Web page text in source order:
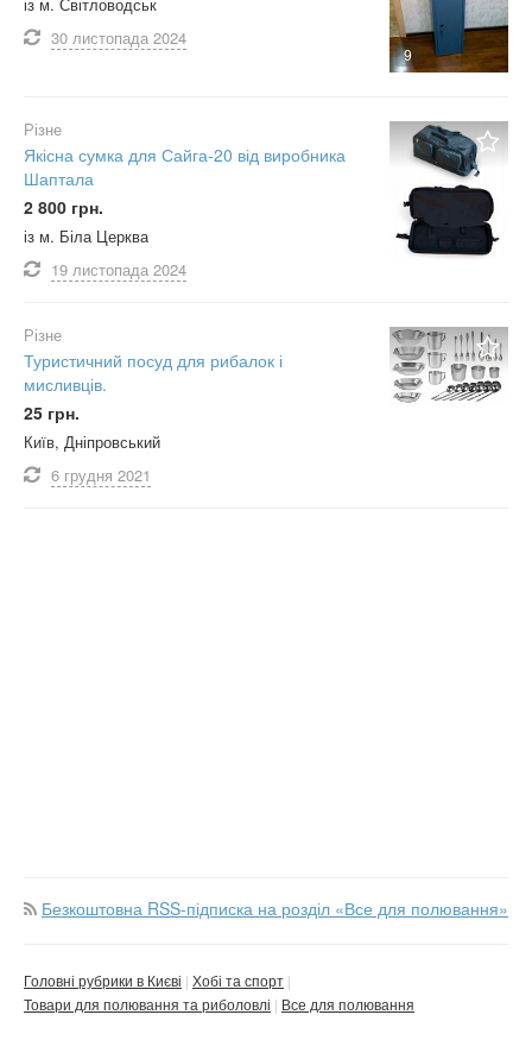
9
із м. Світловодськ
30 листопада 2024
Різне
Якісна сумка для Сайга-20 від виробника
Шаптала
2 800 грн.
із м. Біла Церква
19 листопада 2024
Різне
Туристичний посуд для рибалок і
мисливців.
25 грн.
Київ, Дніпровський
6 грудня 2021
Безкоштовна RSS-підписка на розділ «Все для полювання»
Головні рубрики в Києві Хобі та спорт
Товари для полювання та риболовлі
Все для полювання